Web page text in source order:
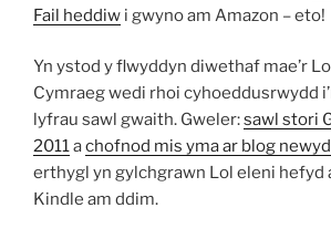
Fail heddiw i gwyno am Amazon – eto!
Yn ystod y flwyddyn diwethaf mae’r
Cymraeg wedi rhoi cyhoeddusrwydd
lyfrau sawl gwaith. Gweler:sawl stori
2011achofnod mis yma ar blog
erthygl yn gylchgrawn Lol eleni hefyd
Kindle am ddim.